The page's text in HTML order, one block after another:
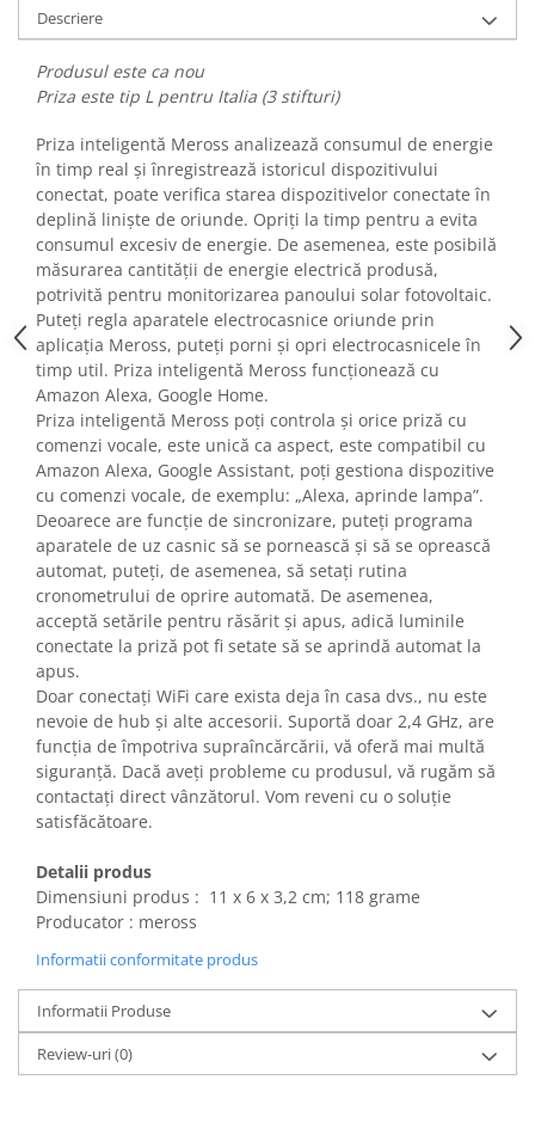
Fiare de calcat si masini de cusut
Ingrijire Locuinta
Purificatoare de aer
Fashion
Bijuterii
Ceasuri barbatesti
Ceasuri dama
Cutii, curele si accesorii ceasuri
Genti si accesorii barbati
Genti si accesorii femei
Imbracaminte barbati
Imbracaminte femei
Imbracaminte si Incaltaminte copii
Incaltaminte barbati
Incaltaminte femei
Ochelari de soare
Ochelari de vedere
Gaming, Carti & Birotica
Birotica & Papetarie
Console, Jocuri & Accesorii
Ingrijire personala & Cosmetice
Accesorii aparate de ras electrice
Accesorii aparate hair styling
Aparate & Accesorii ingrijire
personala
Aparate cosmetice
Articole Sanatate si Wellness
Consumabile sanitare
Cosmetice si produse ingrijire
personala
Igiena dentara
Camera copilului
Hrana bebelusi
Igiena si ingrijire
Descriere
Produsul este ca nou
Priza este tip L pentru Italia (3 stifturi)
Priza inteligentă Meross analizează consumul de energie
în timp real și înregistrează istoricul dispozitivului
conectat, poate verifica starea dispozitivelor conectate în
deplină liniște de oriunde. Opriți la timp pentru a evita
consumul excesiv de energie. De asemenea, este posibilă
măsurarea cantității de energie electrică produsă,
potrivită pentru monitorizarea panoului solar fotovoltaic.
Puteți regla aparatele electrocasnice oriunde prin
aplicația Meross, puteți porni și opri electrocasnicele în
timp util. Priza inteligentă Meross funcționează cu
Amazon Alexa, Google Home.
Priza inteligentă Meross poți controla și orice priză cu
comenzi vocale, este unică ca aspect, este compatibil cu
Amazon Alexa, Google Assistant, poți gestiona dispozitive
cu comenzi vocale, de exemplu: „Alexa, aprinde lampa”.
Deoarece are funcție de sincronizare, puteți programa
aparatele de uz casnic să se pornească și să se oprească
automat, puteți, de asemenea, să setați rutina
cronometrului de oprire automată. De asemenea,
acceptă setările pentru răsărit și apus, adică luminile
conectate la priză pot fi setate să se aprindă automat la
apus.
Doar conectați WiFi care exista deja în casa dvs., nu este
nevoie de hub și alte accesorii. Suportă doar 2,4 GHz, are
funcția de împotriva supraîncărcării, vă oferă mai multă
siguranță. Dacă aveți probleme cu produsul, vă rugăm să
contactați direct vânzătorul. Vom reveni cu o soluție
satisfăcătoare.
Detalii produs
Dimensiuni produs : ‎ 11 x 6 x 3,2 cm; 118 grame
Producator : meross
Informatii conformitate produs
Informatii Produse
Review-uri(0)